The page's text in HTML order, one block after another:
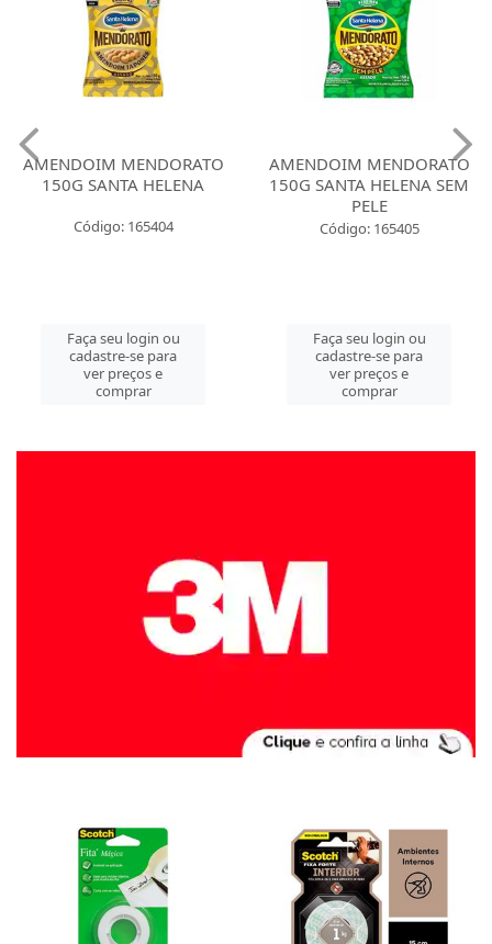
AMENDOIM MENDORATO
150G SANTA HELENA
Código: 165404
Faça seu login ou
cadastre-se para
ver preços e
comprar
AMENDOIM MENDORATO
150G SANTA HELENA SEM
PELE
Código: 165405
Faça seu login ou
cadastre-se para
ver preços e
comprar